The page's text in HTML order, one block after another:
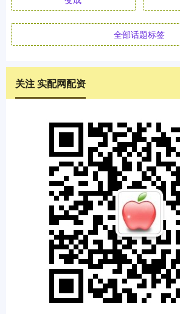
全部话题标签
关注 实配网配资